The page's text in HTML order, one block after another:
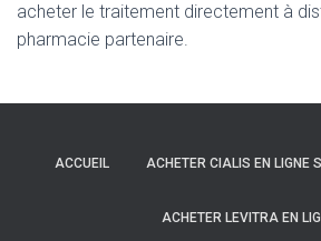
acheter le traitement directement à
pharmacie partenaire.
ACCUEIL ACHETER CIALIS EN LIGNE
ACHETER LEVITRA EN